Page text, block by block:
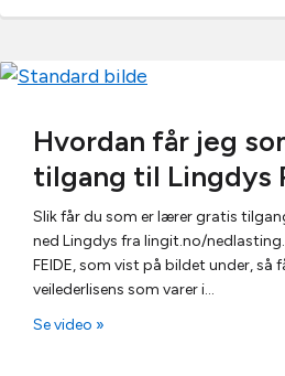
Hvordan får jeg
tilgang til Lingdys
Slik får du som er lærer gratis
ned Lingdys fra lingit.no/
FEIDE, som vist på bildet under, så
veilederlisens som varer i…
Se video »